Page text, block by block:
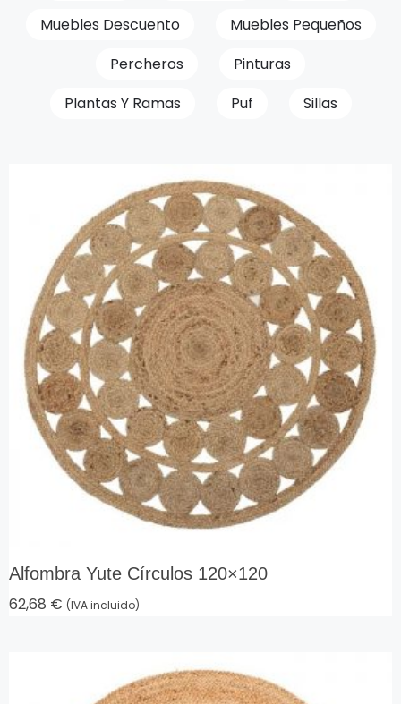
Muebles Descuento
Muebles Pequeños
Percheros
Pinturas
Plantas Y Ramas
Puf Sillas
Alfombra Yute Círculos 120×120
62,68 € (IVA incluido)